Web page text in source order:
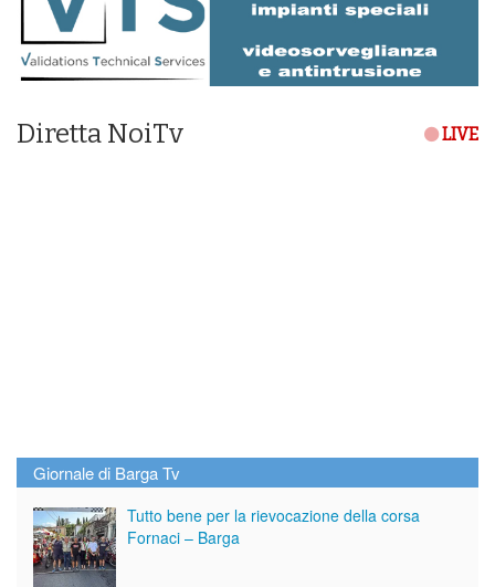
Diretta NoiTv LIVE
Giornale di Barga Tv
Tutto bene per la rievocazione della corsa
Fornaci – Barga